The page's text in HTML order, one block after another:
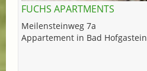
FUCHS APARTMENTS
Meilensteinweg 7a
Appartement in Bad Hofgastein